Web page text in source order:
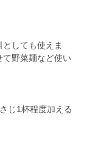
しても使えま
て野菜麺など使い
じ1杯程度加える